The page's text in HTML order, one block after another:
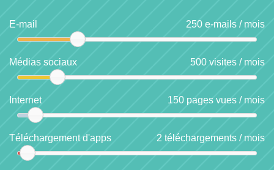
E-mail 250 e-mails / mois
Médias sociaux 500 visites / mois
Internet 150 pages vues / mois
Téléchargement d'apps 2 téléchargements / mois